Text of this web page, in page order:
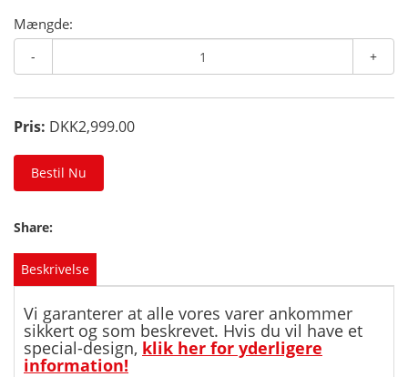
Mængde:
- +
Pris: DKK2,999.00
Bestil Nu
Share:
Beskrivelse
Vi garanterer at alle vores varer ankommer
sikkert og som beskrevet. Hvis du vil have et
special-design, klik her for yderligere
information!